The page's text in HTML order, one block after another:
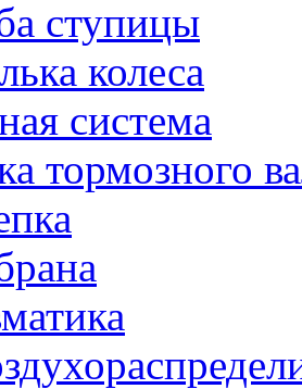
ступицы
колеса
система
тормозного